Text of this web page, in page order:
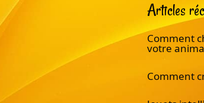
Articles
Comment
votre
Comment